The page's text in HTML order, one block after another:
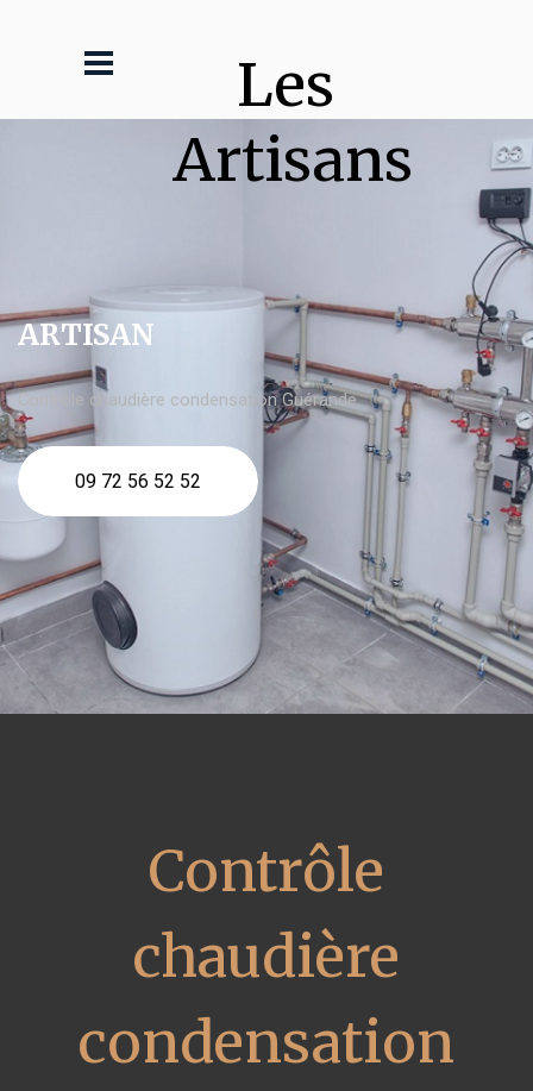
Les
Artisans
ARTISAN
Contrôle chaudière condensation Guérande
09 72 56 52 52
Contrôle
chaudière
condensation